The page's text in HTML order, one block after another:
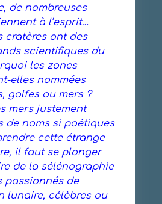
de nombreuses
à l’esprit…
cratères ont des
scientifiques du
les zones
elles nommées
golfes ou mers ?
mers justement
de noms si poétiques
cette étrange
il faut se plonger
de la sélénographie
passionnés de
lunaire, célèbres ou